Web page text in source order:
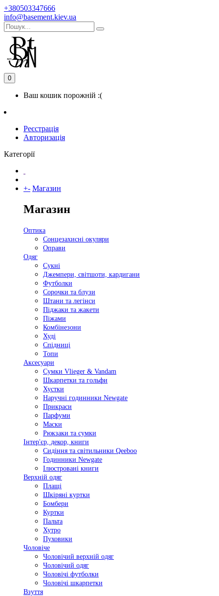
+380503347666
info@basement.kiev.ua
0
Ваш кошик порожній :(
Реєстрація
Авторизація
Категорії
+- Магазин
Магазин
Оптика
Сонцезахисні окуляри
Оправи
Одяг
Сукні
Джемпери, світшоти, кардигани
Футболки
Сорочки та блузи
Штани та легінси
Піджаки та жакети
Піжами
Комбінезони
Худі
Спідниці
Топи
Аксесуари
Сумки Vlieger & Vandam
Шкарпетки та гольфи
Хустки
Наручні годинники Newgate
Прикраси
Парфуми
Маски
Рюкзаки та сумки
Інтер'єр, декор, книги
Сидіння та світильники Qeeboo
Годинники Newgate
Ілюстровані книги
Верхній одяг
Плащі
Шкіряні куртки
Бомбери
Куртки
Пальта
Хутро
Пуховики
Чоловіче
Чоловічий верхній одяг
Чоловічий одяг
Чоловічі футболки
Чоловічі шкарпетки
Взуття